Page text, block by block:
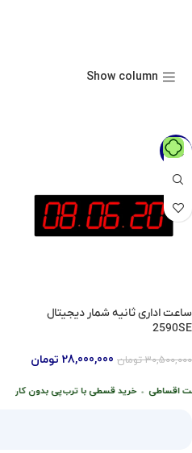
Show column
اقساطی خرید قسطی با ترب‌پی بدون کارمزد
-8%
ساعت اداری ثانیه شمار دیجیتال
2590SE
30,500,000 تومان 28,000,000 تومان
افزودن به سبد خرید